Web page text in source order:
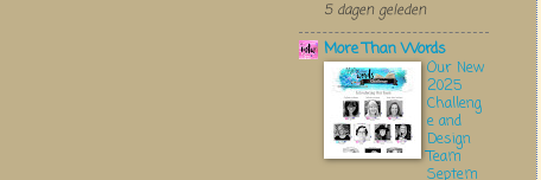
5 dagen geleden
More Than Words
Our New
2025
Challeng
e and
Design
Team
Septem